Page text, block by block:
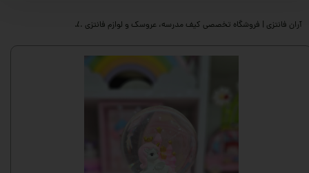
آران فانتزی | فروشگاه تخصصی کیف مدرسه، عروسک و لوازم فانتزی